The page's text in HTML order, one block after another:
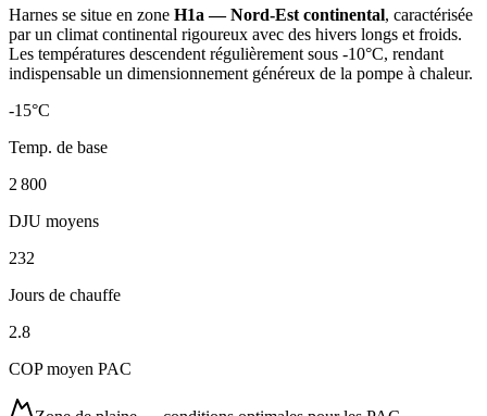
Harnes se situe en zone H1a — Nord-Est continental, caractérisée
par un climat continental rigoureux avec des hivers longs et froids.
Les températures descendent régulièrement sous -10°C, rendant
indispensable un dimensionnement généreux de la pompe à chaleur.
-15°C
Temp. de base
2 800
DJU moyens
232
Jours de chauffe
2.8
COP moyen PAC